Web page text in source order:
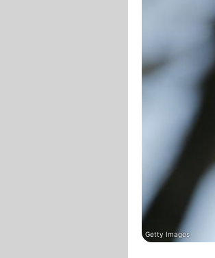
Getty Images